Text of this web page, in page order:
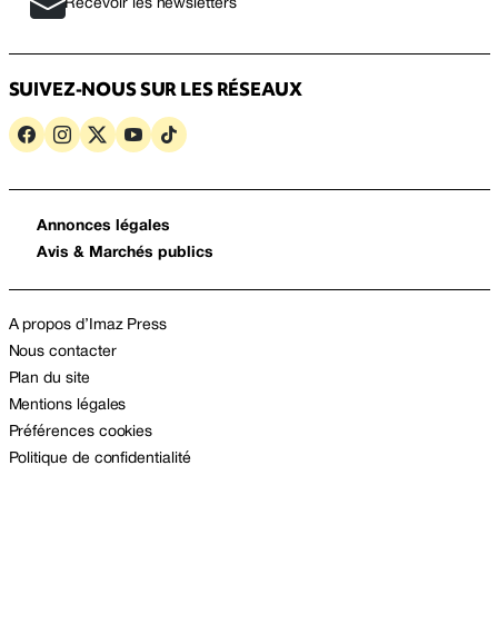
Recevoir les newsletters
SUIVEZ-NOUS SUR LES RÉSEAUX
Annonces légales
Avis & Marchés publics
A propos d’Imaz Press
Nous contacter
Plan du site
Mentions légales
Préférences cookies
Politique de confidentialité